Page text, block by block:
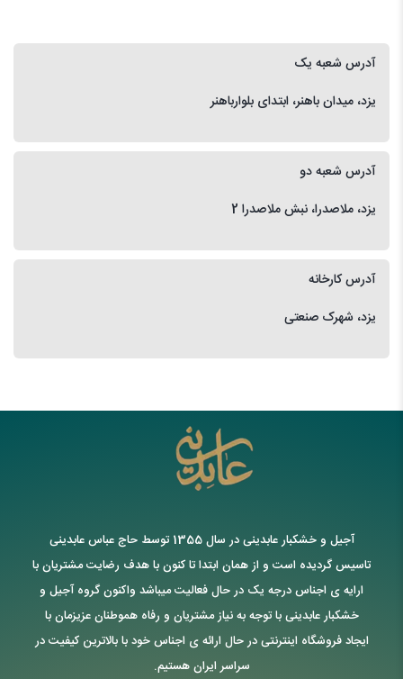
آدرس شعبه یک
یزد، میدان باهنر، ابتدای بلوارباهنر
آدرس شعبه دو
یزد، ملاصدرا، نبش ملاصدرا 2
آدرس کارخانه
یزد، شهرک صنعتی
آجیل و خشکبار عابدینی در سال 1355 توسط حاج عباس عابدینی
تاسیس گردیده است و از همان ابتدا تا کنون با هدف رضایت مشتریان با
ارایه ی اجناس درجه یک در حال فعالیت میباشد واکنون گروه آجیل و
خشکبار عابدینی با توجه به نیاز مشتریان و رفاه هموطنان عزیزمان با
ایجاد فروشگاه اینترنتی در حال ارائه ی اجناس خود با بالاترین کیفیت در
سراسر ایران هستیم.